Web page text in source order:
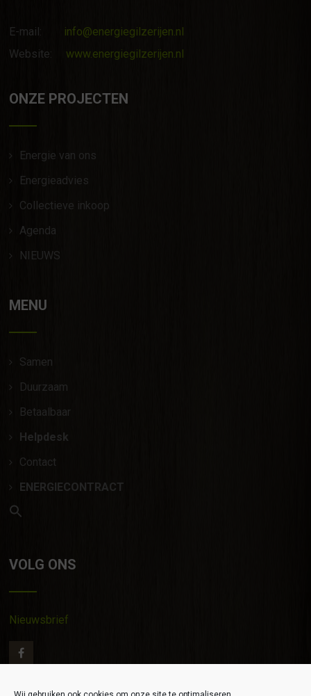
E-mail:
info@energiegilzerijen.nl
Website:
www.energiegilzerijen.nl
ONZE PROJECTEN
Energie van ons
Energieadvies
Collectieve inkoop
Agenda
NIEUWS
MENU
Samen
Duurzaam
Betaalbaar
Helpdesk
Contact
ENERGIECONTRACT
VOLG ONS
Nieuwsbrief